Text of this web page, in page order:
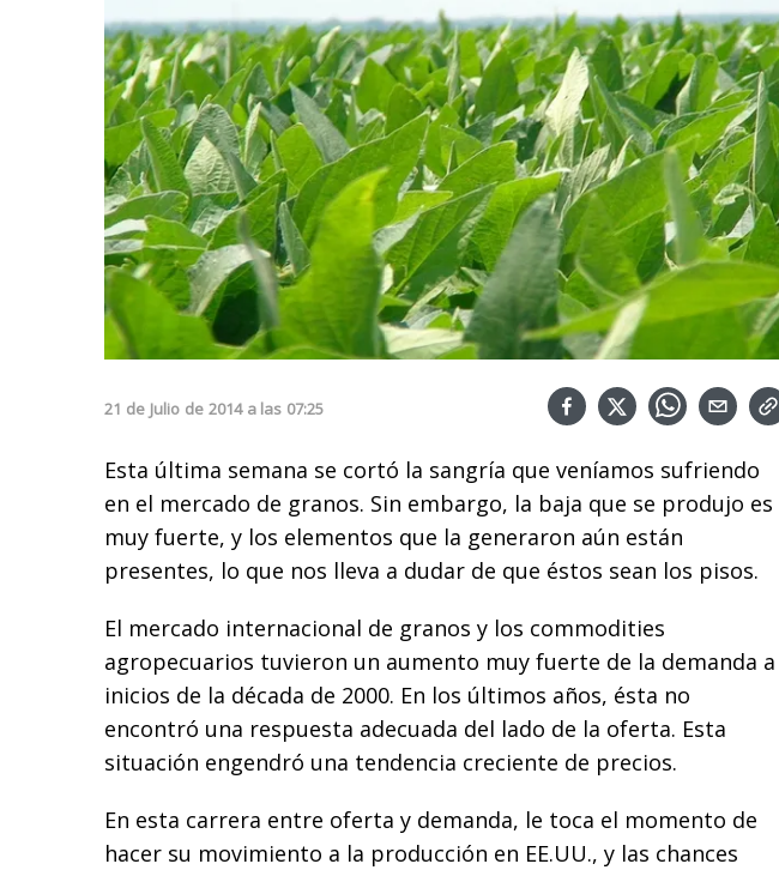
21 de Julio de 2014 a las 07:25
Esta última semana se cortó la sangría que veníamos sufriendo
en el mercado de granos. Sin embargo, la baja que se produjo es
muy fuerte, y los elementos que la generaron aún están
presentes, lo que nos lleva a dudar de que éstos sean los pisos.
El mercado internacional de granos y los commodities
agropecuarios tuvieron un aumento muy fuerte de la demanda a
inicios de la década de 2000. En los últimos años, ésta no
encontró una respuesta adecuada del lado de la oferta. Esta
situación engendró una tendencia creciente de precios.
En esta carrera entre oferta y demanda, le toca el momento de
hacer su movimiento a la producción en EE.UU., y las chances